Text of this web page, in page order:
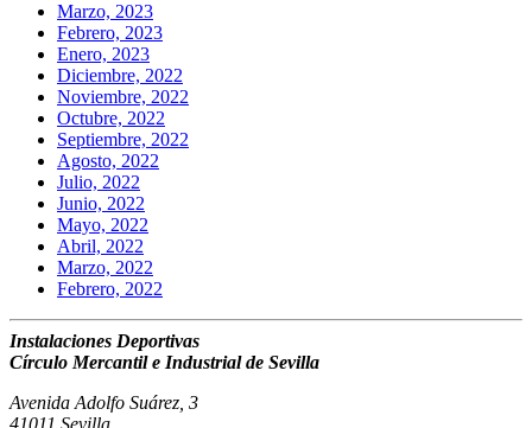
Marzo, 2023
Febrero, 2023
Enero, 2023
Diciembre, 2022
Noviembre, 2022
Octubre, 2022
Septiembre, 2022
Agosto, 2022
Julio, 2022
Junio, 2022
Mayo, 2022
Abril, 2022
Marzo, 2022
Febrero, 2022
Instalaciones Deportivas
Círculo Mercantil e Industrial de Sevilla
Avenida Adolfo Suárez, 3